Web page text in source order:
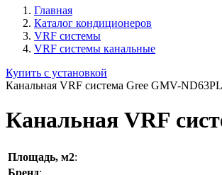
Главная
Каталог кондиционеров
VRF системы
VRF системы канальные
Купить с установкой
Канальная VRF система Gree GMV-
Канальная VRF
Площадь, м2:
Бренд: